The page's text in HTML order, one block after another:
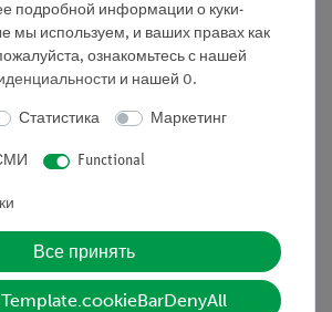
Nach oben
подробной информации о куки-
мы используем, и ваших правах как
ознакомьтесь с нашей
и нашей 0.
Статистика Маркетинг
Functional
Все принять